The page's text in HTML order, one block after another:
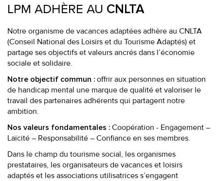
LPM ADHÈRE AU CNLTA
Notre organisme de vacances adaptées adhère au CNLTA
(Conseil National des Loisirs et du Tourisme Adaptés) et
partage ses objectifs et valeurs ancrés dans l’économie
sociale et solidaire.
Notre objectif commun : offrir aux personnes en situation
de handicap mental une marque de qualité et valoriser le
travail des partenaires adhérents qui partagent notre
ambition.
Nos valeurs fondamentales : Coopération - Engagement –
Laïcité – Responsabilité – Confiance en ses membres.
Dans le champ du tourisme social, les organismes
prestataires, les organisateurs de vacances et loisirs
adaptés et les associations utilisatrices s’engagent